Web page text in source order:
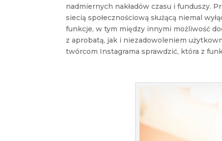
nadmiernych nakładów czasu i funduszy.
siecią społecznościową służącą niemal
funkcje, w tym między innymi możliwość
z aprobatą, jak i niezadowoleniem
twórcom Instagrama sprawdzić, która z